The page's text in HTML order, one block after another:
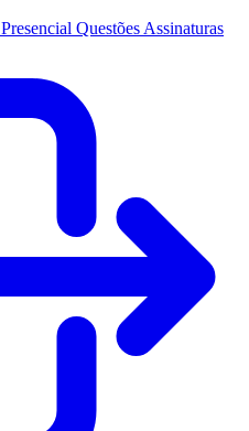
Presencial Questões Assinaturas